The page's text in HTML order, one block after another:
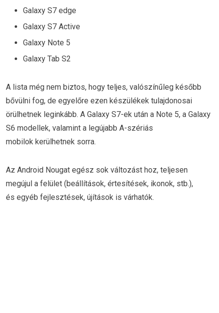
Galaxy S7 edge
Galaxy S7 Active
Galaxy Note 5
Galaxy Tab S2
A lista még nem biztos, hogy teljes, valószínűleg később
bővülni fog, de egyelőre ezen készülékek tulajdonosai
örülhetnek leginkább. A Galaxy S7-ek után a Note 5, a Galaxy
S6 modellek, valamint a legújabb A-szériás
mobilok kerülhetnek sorra.
Az Android Nougat egész sok változást hoz, teljesen
megújul a felület (beállítások, értesítések, ikonok, stb.),
és egyéb fejlesztések, újítások is várhatók.